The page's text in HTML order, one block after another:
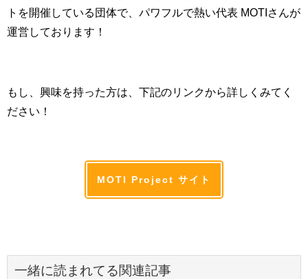
トを開催している団体で、パワフルで熱い代表 MOTIさんが
運営しております！
もし、興味を持った方は、下記のリンクから詳しくみてく
ださい！
MOTI Project サイト
一緒に読まれてる関連記事